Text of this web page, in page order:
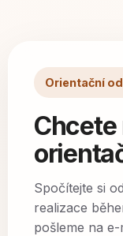
Orientační
Spočítejte si
realizace
pošleme na